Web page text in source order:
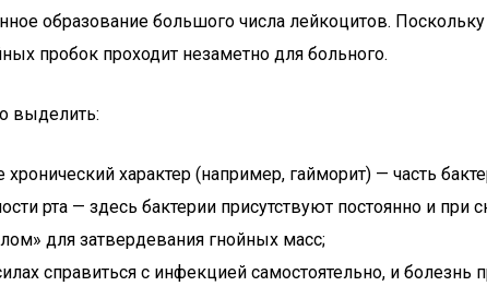
образование большого числа лейкоцитов.
пробок проходит незаметно для больного.
выделить:
характер (например, гайморит) — часть
рта — здесь бактерии присутствуют постоянно и
для затвердевания гнойных масс;
справиться с инфекцией самостоятельно, и болезнь